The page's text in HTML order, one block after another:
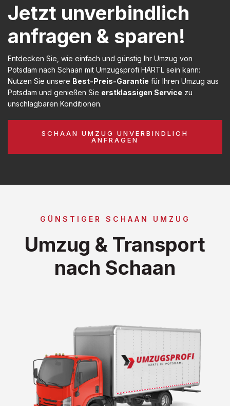
Jetzt unverbindlich
anfragen & sparen!
Entdecken Sie, wie einfach und günstig Ihr Umzug von
Potsdam nach Schaan mit Umzugsprofi HÄRTL sein kann:
Nutzen Sie unsere Best-Preis-Garantie für Ihren Umzug aus
Potsdam und genießen Sie erstklassigen Service zu
unschlagbaren Konditionen.
SCHAAN UMZUG UNVERBINDLICH
ANFRAGEN
GÜNSTIGER SCHAAN UMZUG
Umzug & Transport
nach Schaan